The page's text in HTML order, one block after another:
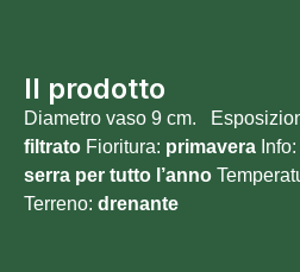
Il prodotto
Diametro vaso 9 cm.
filtrato Fioritura: primavera Info:
serra per tutto l’anno
Terreno: drenante